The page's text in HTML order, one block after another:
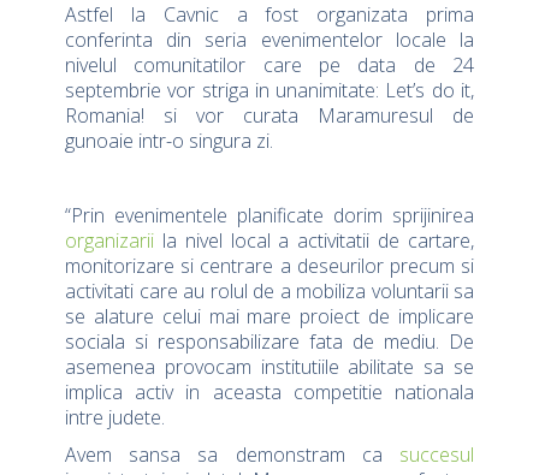
Astfel la Cavnic a fost organizata prima
conferinta din seria evenimentelor locale la
nivelul comunitatilor care pe data de 24
septembrie vor striga in unanimitate: Let’s do it,
Romania! si vor curata Maramuresul de
gunoaie intr-o singura zi.
“Prin evenimentele planificate dorim sprijinirea
organizarii la nivel local a activitatii de cartare,
monitorizare si centrare a deseurilor precum si
activitati care au rolul de a mobiliza voluntarii sa
se alature celui mai mare proiect de implicare
sociala si responsabilizare fata de mediu. De
asemenea provocam institutiile abilitate sa se
implica activ in aceasta competitie nationala
intre judete.
Avem sansa sa demonstram ca succesul